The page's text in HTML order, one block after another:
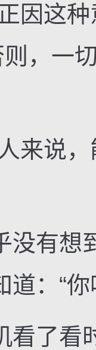
这种
则，一
说，
有想
道：“
了看